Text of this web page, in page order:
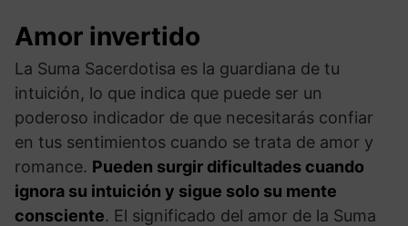
Amor invertido
La Suma Sacerdotisa es la guardiana de tu
intuición, lo que indica que puede ser un
poderoso indicador de que necesitarás confiar
en tus sentimientos cuando se trata de amor y
romance. Pueden surgir dificultades cuando
ignora su intuición y sigue solo su mente
consciente. El significado del amor de la Suma